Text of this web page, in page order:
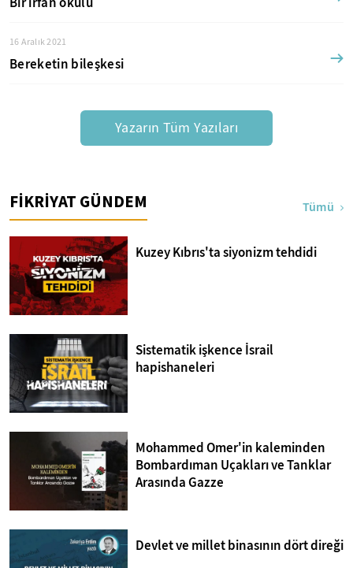
16 Aralık 2021
Bereketin bileşkesi
Yazarın Tüm Yazıları
FİKRİYAT GÜNDEM Tümü
Kuzey Kıbrıs'ta siyonizm tehdidi
Sistematik işkence İsrail
hapishaneleri
Mohammed Omer'in kaleminden
Bombardıman Uçakları ve Tanklar
Arasında Gazze
Devlet ve millet binasının dört direği